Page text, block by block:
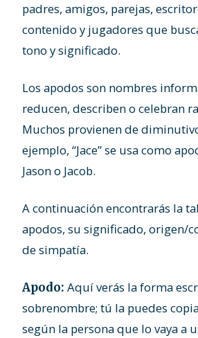
padres, amigos, parejas,
contenido y jugadores que
tono y significado.
Los apodos son nombres
reducen, describen o celebran
Muchos provienen de
ejemplo, “Jace” se usa como
Jason o Jacob.
A continuación encontrarás la
apodos, su significado, origen/
de simpatía.
Apodo: Aquí verás la forma
sobrenombre; tú la puedes
según la persona que lo vaya a